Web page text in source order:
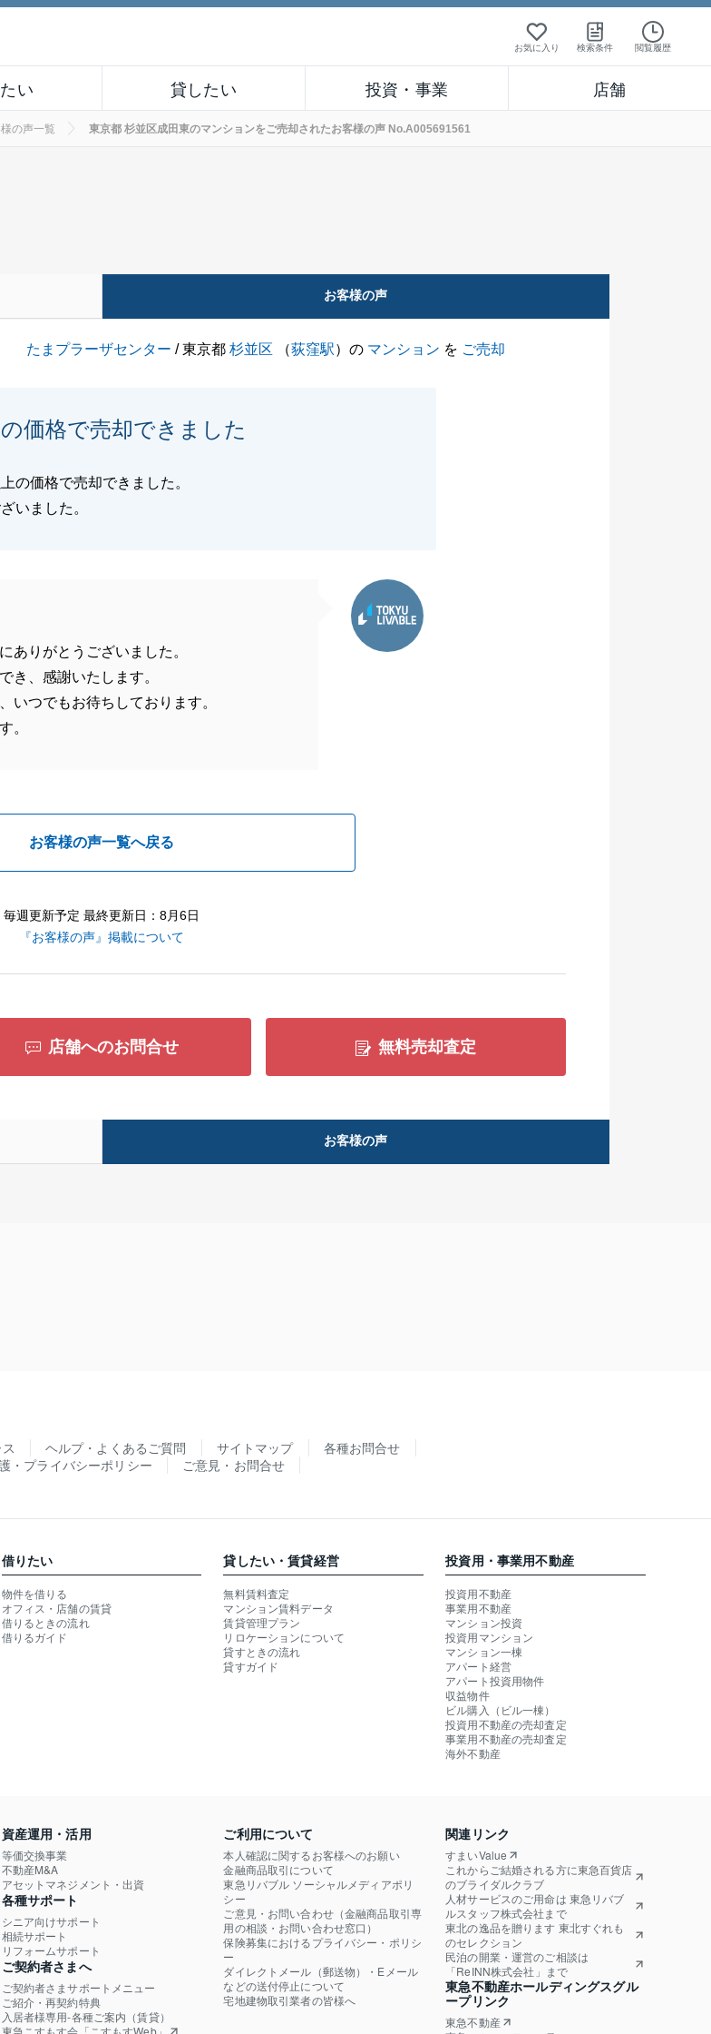
お気に入り 検索条件 閲覧履歴
い 貸したい 投資・事業 店舗
の声一覧 東京都 杉並区成田東のマンションをご売却されたお客様の声 No.A005691561
お客様の声
たまプラーザセンター / 東京都杉並区 （荻窪駅）の マンション を ご売却
価格で売却できました
の価格で売却できました。
いました。
ありがとうございました。
き、感謝いたします。
いつでもお待ちしております。
。
お客様の声一覧へ戻る
毎週更新予定 最終更新日：8月6日
『お客様の声』掲載について
店舗へのお問合せ 無料売却査定
お客様の声
ヘルプ・よくあるご質問 サイトマップ
各種お問合せ
・プライバシーポリシー ご意見・お問合せ
借りたい
物件を借りる
オフィス・店舗の賃貸
借りるときの流れ
借りるガイド
貸したい・賃貸経営
無料賃料査定
マンション賃料データ
賃貸管理プラン
リロケーションについて
貸すときの流れ
貸すガイド
投資用・事業用不動産
投資用不動産
事業用不動産
マンション投資
投資用マンション
マンション一棟
アパート経営
アパート投資用物件
収益物件
ビル購入（ビル一棟）
投資用不動産の売却査定
事業用不動産の売却査定
海外不動産
資産運用・活用
等価交換事業
不動産M&A
アセットマネジメント・出資
各種サポート
シニア向けサポート
相続サポート
リフォームサポート
ご契約者さまへ
ご契約者さまサポートメニュー
ご紹介・再契約特典
入居者様専用-各種ご案内（賃貸）
東急こすもす会「こすもすWeb」
ご利用について
本人確認に関するお客様へのお願い
金融商品取引について
東急リバブル ソーシャルメディアポリ
シー
ご意見・お問い合わせ（金融商品取引専
用の相談・お問い合わせ窓口）
保険募集におけるプライバシー・ポリシ
ー
ダイレクトメール（郵送物）・Eメール
などの送付停止について
宅地建物取引業者の皆様へ
関連リンク
すまいValue
これからご結婚される方に東急百貨店
のブライダルクラブ
人材サービスのご用命は 東急リバブ
ルスタッフ株式会社まで
東北の逸品を贈ります 東北すぐれも
のセレクション
民泊の開業・運営のご相談は
「ReINN株式会社」まで
東急不動産ホールディングスグル
ープリンク
東急不動産